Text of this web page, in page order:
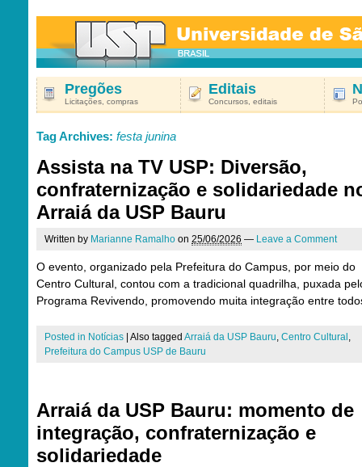
Pregões
Licitações, compras
Editais
Concursos, editais
Tag Archives: festa junina
Assista na TV USP: Diversão,
confraternização e solidariedade
Arraiá da USP Bauru
Written by Marianne Ramalho on 25/06/2026 — Leave a Comment
O evento, organizado pela Prefeitura do Campus, por meio do
Centro Cultural, contou com a tradicional quadrilha, puxada
Programa Revivendo, promovendo muita integração entre
Posted in Notícias Also tagged Arraiá da USP Bauru, Centro Cultural ,
Prefeitura do Campus USP de Bauru
Arraiá da USP Bauru: momento de
integração, confraternização e
solidariedade